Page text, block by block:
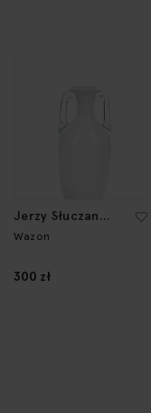
Jerzy Słuczan
Orkusz
Wazon
300 zł